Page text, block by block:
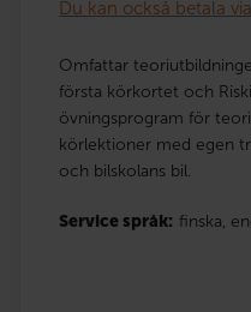
Du kan också betala
Omfattar
första körkortet och
övningsprogram för
körlektioner med egen
och bilskolans bil.
Service språk: finska,